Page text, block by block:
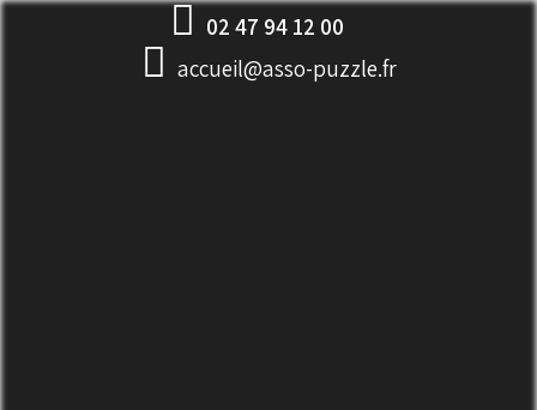
Skip
02 47 94 12 00
accueil@asso-puzzle.fr